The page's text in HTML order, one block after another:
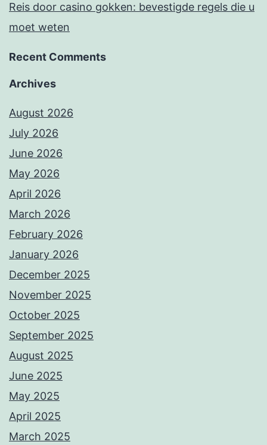
Reis door casino gokken: bevestigde regels die u
moet weten
Recent Comments
Archives
August 2026
July 2026
June 2026
May 2026
April 2026
March 2026
February 2026
January 2026
December 2025
November 2025
October 2025
September 2025
August 2025
June 2025
May 2025
April 2025
March 2025